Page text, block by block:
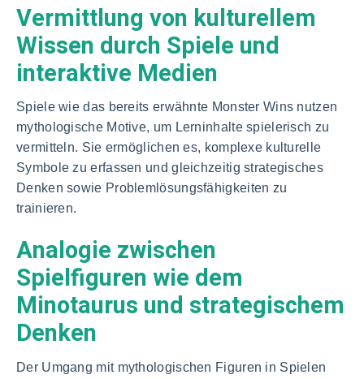
Vermittlung von kulturellem
Wissen durch Spiele und
interaktive Medien
Spiele wie das bereits erwähnte Monster Wins nutzen
mythologische Motive, um Lerninhalte spielerisch zu
vermitteln. Sie ermöglichen es, komplexe kulturelle
Symbole zu erfassen und gleichzeitig strategisches
Denken sowie Problemlösungsfähigkeiten zu
trainieren.
Analogie zwischen
Spielfiguren wie dem
Minotaurus und strategischem
Denken
Der Umgang mit mythologischen Figuren in Spielen